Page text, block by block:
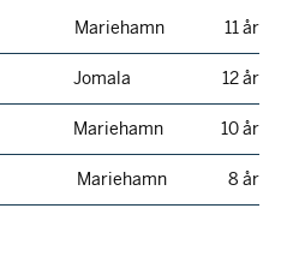
Mariehamn 11 år
Jomala 12 år
Mariehamn 10 år
Mariehamn 8 år